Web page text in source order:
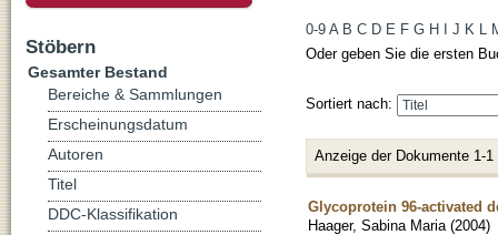
0-9 A B C D E F G H J K L
Oder geben Sie die ersten
Sortiert nach:
Anzeige der Dokumente 1-1
Glycoprotein 96-activated
Haager, Sabina Maria (2004)
Stöbern
Gesamter Bestand
Bereiche & Sammlungen
Erscheinungsdatum
Autoren
Titel
DDC-Klassifikation